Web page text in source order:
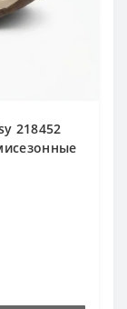
218452